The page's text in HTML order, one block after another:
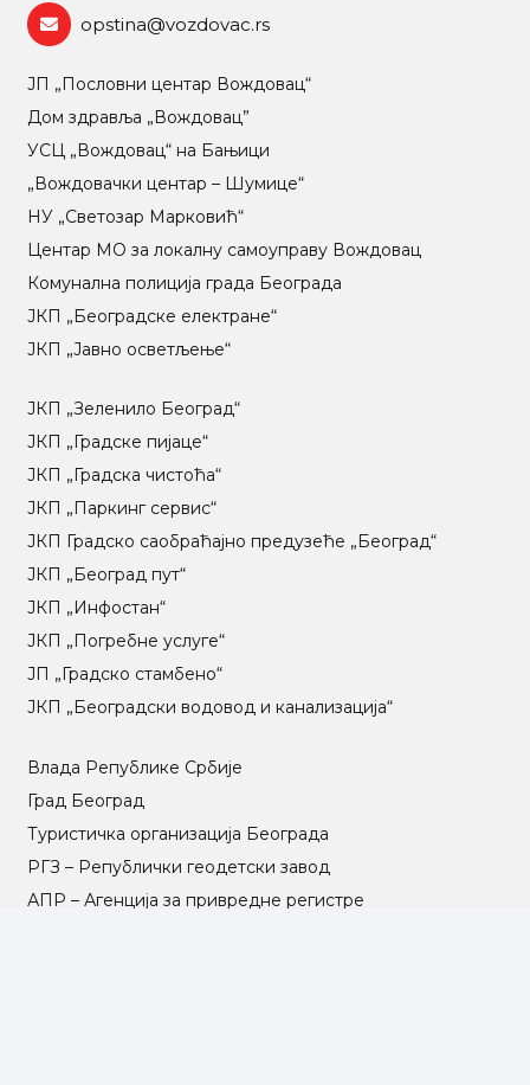
opstina@vozdovac.rs
ЈП „Пословни центар Вождовац“
Дом здравља „Вождовац”
УСЦ „Вождовац“ на Бањици
„Вождовачки центар – Шумице“
НУ „Светозар Марковић“
Центар МO за локалну самоуправу Вождовац
Комунална полиција града Београда
ЈКП „Београдске електране“
ЈКП „Јавно осветљење“
ЈКП „Зеленило Београд“
ЈКП „Градске пијаце“
ЈКП „Градска чистоћа“
ЈКП „Паркинг сервис“
ЈКП Градско саобраћајно предузеће „Београд“
ЈКП „Београд пут“
ЈКП „Инфостан“
ЈКП „Погребне услуге“
ЈП „Градско стамбено“
ЈКП „Београдски водовод и канализација“
Влада Републике Србије
Град Београд
Туристичка организација Београда
РГЗ – Републички геодетски завод
АПР – Агенција за привредне регистре